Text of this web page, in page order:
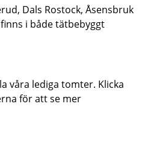
Dals Rostock, Åsensbruk
i både tätbebyggt
våra lediga tomter. Klicka
för att se mer